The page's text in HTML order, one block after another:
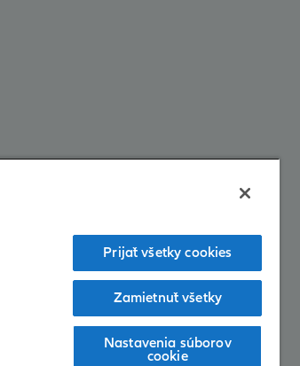
Prijať všetky cookies
Zamietnuť všetky
Nastavenia súborov
cookie